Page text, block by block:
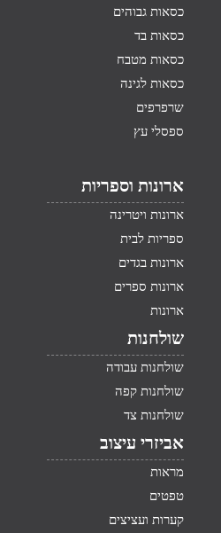
כסאות גבוהים
כסאות בד
כסאות מטבח
כסאות לגינה
שרפרפים
ספסלי עץ
ארונות וספריות
ארונות ויטרינה
ספריות לבית
ארונות בגדים
ארונות ספרים
ארונות
שולחנות
שולחנות עבודה
שולחנות קפה
שולחנות צד
אביזרי עיצוב
מראות
טפטים
קערות ועציצים